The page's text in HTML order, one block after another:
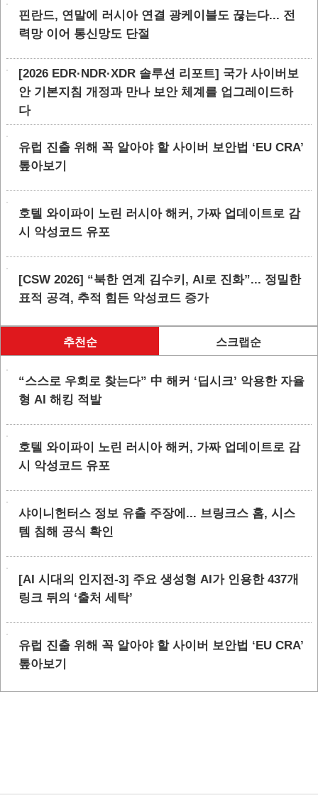
핀란드, 연말에 러시아 연결 광케이블도 끊는다... 전
력망 이어 통신망도 단절
[2026 EDR·NDR·XDR 솔루션 리포트] 국가 사이버보
안 기본지침 개정과 만나 보안 체계를 업그레이드하
다
유럽 진출 위해 꼭 알아야 할 사이버 보안법 ‘EU CRA’
톺아보기
호텔 와이파이 노린 러시아 해커, 가짜 업데이트로 감
시 악성코드 유포
[CSW 2026] “북한 연계 김수키, AI로 진화”... 정밀한
표적 공격, 추적 힘든 악성코드 증가
추천순 스크랩순
“스스로 우회로 찾는다” 中 해커 ‘딥시크’ 악용한 자율
형 AI 해킹 적발
호텔 와이파이 노린 러시아 해커, 가짜 업데이트로 감
시 악성코드 유포
샤이니헌터스 정보 유출 주장에... 브링크스 홈, 시스
템 침해 공식 확인
[AI 시대의 인지전-3] 주요 생성형 AI가 인용한 437개
링크 뒤의 ‘출처 세탁’
유럽 진출 위해 꼭 알아야 할 사이버 보안법 ‘EU CRA’
톺아보기